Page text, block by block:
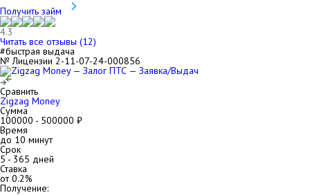
Получить займ
4.3
Читать все отзывы (12)
#быстрая выдача
№ Лицензии 2-11-07-24-000856
Сравнить
Zigzag Money
Сумма
100000 - 500000 ₽
Время
до 10 минут
Срок
5- 365 дней
Ставка
от0.2%
Получение: